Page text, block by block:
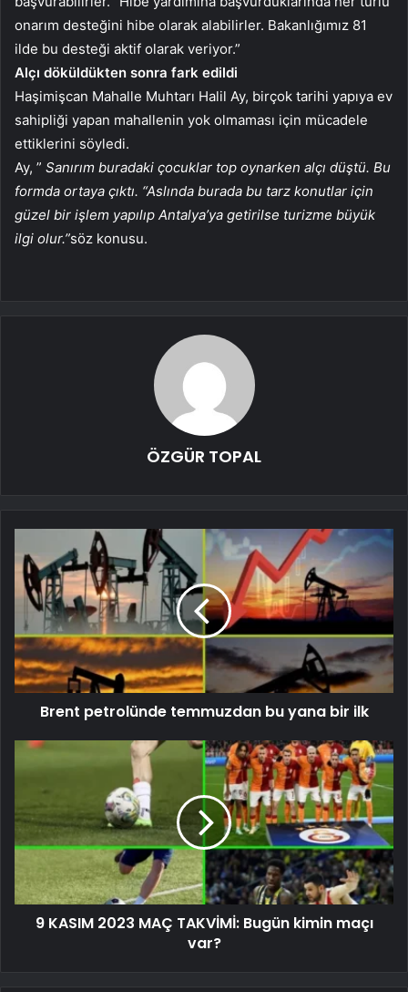
onarım desteğini hibe olarak alabilirler. Bakanlığımız 81
ilde bu desteği aktif olarak veriyor.”
Alçı döküldükten sonra fark edildi
Haşimişcan Mahalle Muhtarı Halil Ay, birçok tarihi yapıya ev
sahipliği yapan mahallenin yok olmaması için mücadele
ettiklerini söyledi.
Ay, ” Sanırım buradaki çocuklar top oynarken alçı düştü. Bu
formda ortaya çıktı. “Aslında burada bu tarz konutlar için
güzel bir işlem yapılıp Antalya’ya getirilse turizme büyük
ilgi olur.”söz konusu.
ÖZGÜR TOPAL
Brent petrolünde temmuzdan bu yana bir ilk
9 KASIM 2023 MAÇ TAKVİMİ: Bugün kimin maçı
var?